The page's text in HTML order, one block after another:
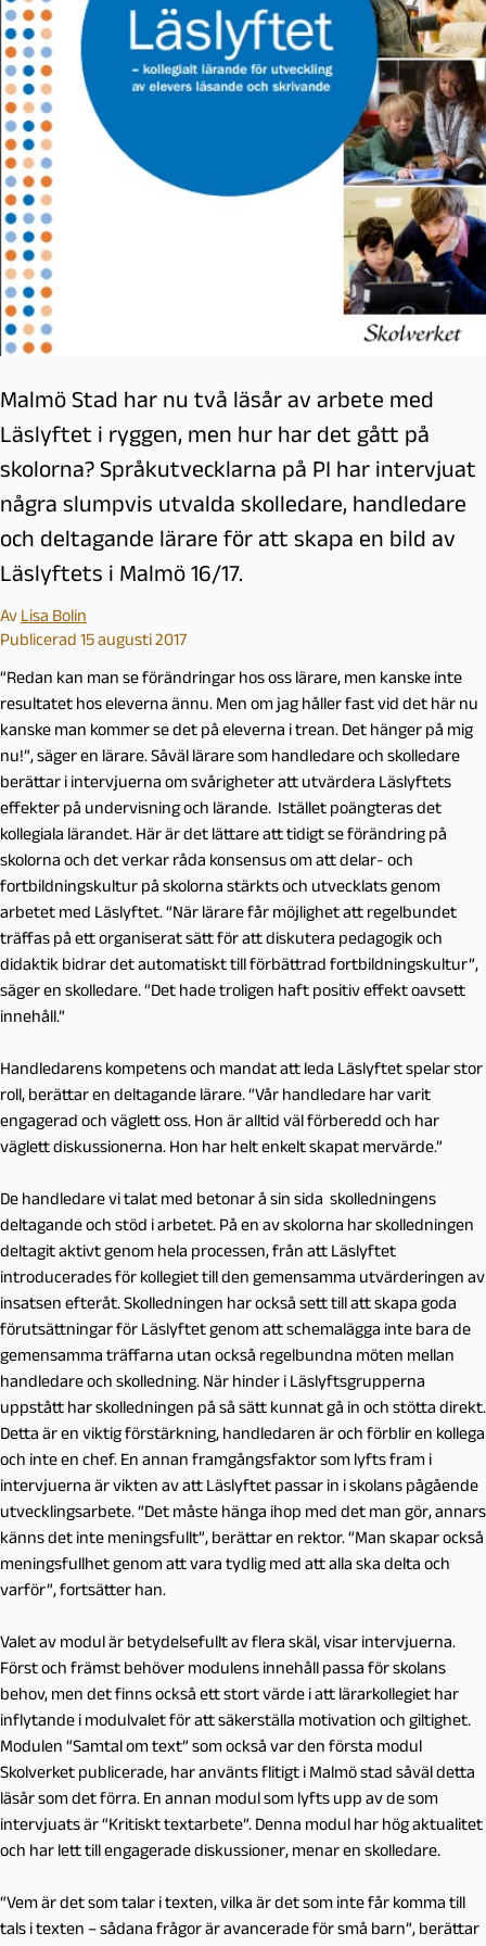
Malmö Stad har nu två läsår av arbete med
Läslyftet i ryggen, men hur har det gått på
skolorna? Språkutvecklarna på PI har intervjuat
några slumpvis utvalda skolledare, handledare
och deltagande lärare för att skapa en bild av
Läslyftets i Malmö 16/17.
Av Lisa Bolin
Publicerad 15 augusti 2017
“Redan kan man se förändringar hos oss lärare, men kanske inte
resultatet hos eleverna ännu. Men om jag håller fast vid det här nu
kanske man kommer se det på eleverna i trean. Det hänger på mig
nu!”, säger en lärare. Såväl lärare som handledare och skolledare
berättar i intervjuerna om svårigheter att utvärdera Läslyftets
effekter på undervisning och lärande. Istället poängteras det
kollegiala lärandet. Här är det lättare att tidigt se förändring på
skolorna och det verkar råda konsensus om att delar- och
fortbildningskultur på skolorna stärkts och utvecklats genom
arbetet med Läslyftet. “När lärare får möjlighet att regelbundet
träffas på ett organiserat sätt för att diskutera pedagogik och
didaktik bidrar det automatiskt till förbättrad fortbildningskultur”,
säger en skolledare. “Det hade troligen haft positiv effekt oavsett
innehåll.”
Handledarens kompetens och mandat att leda Läslyftet spelar stor
roll, berättar en deltagande lärare. “Vår handledare har varit
engagerad och väglett oss. Hon är alltid väl förberedd och har
väglett diskussionerna. Hon har helt enkelt skapat mervärde.”
De handledare vi talat med betonar å sin sida skolledningens
deltagande och stöd i arbetet. På en av skolorna har skolledningen
deltagit aktivt genom hela processen, från att Läslyftet
introducerades för kollegiet till den gemensamma utvärderingen av
insatsen efteråt. Skolledningen har också sett till att skapa goda
förutsättningar för Läslyftet genom att schemalägga inte bara de
gemensamma träffarna utan också regelbundna möten mellan
handledare och skolledning. När hinder i Läslyftsgrupperna
uppstått har skolledningen på så sätt kunnat gå in och stötta direkt.
Detta är en viktig förstärkning, handledaren är och förblir en kollega
och inte en chef. En annan framgångsfaktor som lyfts fram i
intervjuerna är vikten av att Läslyftet passar in i skolans pågående
utvecklingsarbete. “Det måste hänga ihop med det man gör, annars
känns det inte meningsfullt”, berättar en rektor. “Man skapar också
meningsfullhet genom att vara tydlig med att alla ska delta och
varför”, fortsätter han.
Valet av modul är betydelsefullt av flera skäl, visar intervjuerna.
Först och främst behöver modulens innehåll passa för skolans
behov, men det finns också ett stort värde i att lärarkollegiet har
inflytande i modulvalet för att säkerställa motivation och giltighet.
Modulen “Samtal om text” som också var den första modul
Skolverket publicerade, har använts flitigt i Malmö stad såväl detta
läsår som det förra. En annan modul som lyfts upp av de som
intervjuats är “Kritiskt textarbete”. Denna modul har hög aktualitet
och har lett till engagerade diskussioner, menar en skolledare.
“Vem är det som talar i texten, vilka är det som intefår komma till
tals i texten – sådana frågor är avancerade för små barn”, berättar